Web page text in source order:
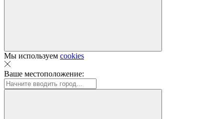
Мы используем cookies
Ваше местоположение: